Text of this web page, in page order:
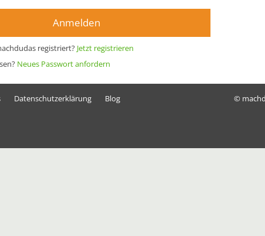
Anmelden
registriert? Jetzt registrieren
Neues Passwort anfordern
Datenschutzerklärung Blog ©